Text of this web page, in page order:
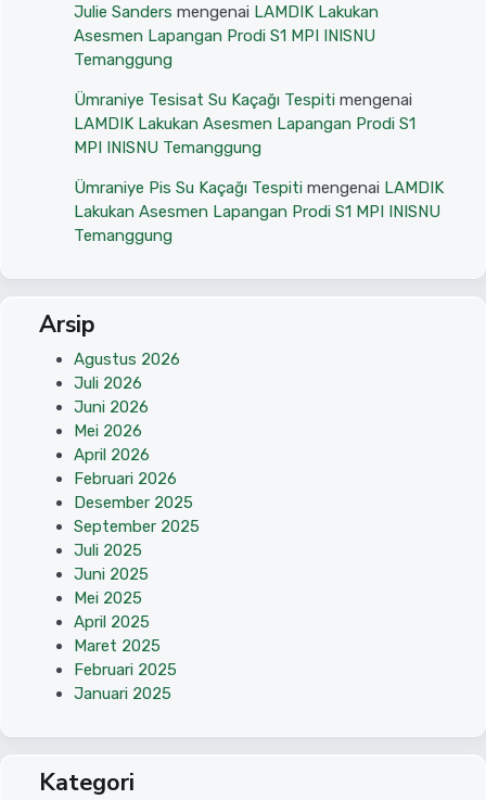
Julie Sanders mengenai LAMDIK Lakukan
Asesmen Lapangan Prodi S1 MPI INISNU
Temanggung
Ümraniye Tesisat Su Kaçağı Tespiti mengenai
LAMDIK Lakukan Asesmen Lapangan Prodi S1
MPI INISNU Temanggung
Ümraniye Pis Su Kaçağı Tespiti mengenai LAMDIK
Lakukan Asesmen Lapangan Prodi S1 MPI INISNU
Temanggung
Arsip
Agustus 2026
Juli 2026
Juni 2026
Mei 2026
April 2026
Februari 2026
Desember 2025
September 2025
Juli 2025
Juni 2025
Mei 2025
April 2025
Maret 2025
Februari 2025
Januari 2025
Kategori